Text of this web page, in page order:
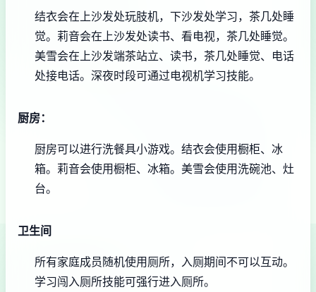
结衣会在上沙发处玩肢机，下沙发处学习，茶几处睡
觉。 莉音会在上沙发处读书、看电视，茶几处睡觉。
美雪会在上沙发端茶站立、读书，茶几处睡觉、电话
处接电话。 深夜时段可通过电视机学习技能。
厨房：
厨房可以进行洗餐具小游戏。 结衣会使用橱柜、冰
箱。 莉音会使用橱柜、冰箱。 美雪会使用洗碗池、灶
台。
卫生间
所有家庭成员随机使用厕所，入厕期间不可以互动。
学习闯入厕所技能可强行进入厕所。